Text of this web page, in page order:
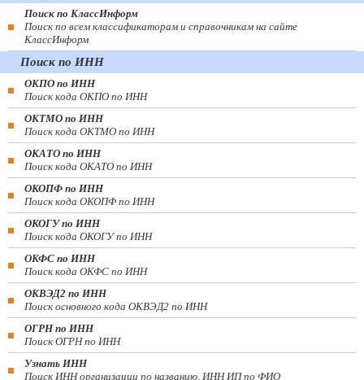
Поиск по КлассИнформ
Поиск по всем классификаторам и справочникам на сайте
КлассИнформ
Поиск по ИНН
ОКПО по ИНН
Поиск кода ОКПО по ИНН
ОКТМО по ИНН
Поиск кода ОКТМО по ИНН
ОКАТО по ИНН
Поиск кода ОКАТО по ИНН
ОКОПФ по ИНН
Поиск кода ОКОПФ по ИНН
ОКОГУ по ИНН
Поиск кода ОКОГУ по ИНН
ОКФС по ИНН
Поиск кода ОКФС по ИНН
ОКВЭД2 по ИНН
Поиск основного кода ОКВЭД2 по ИНН
ОГРН по ИНН
Поиск ОГРН по ИНН
Узнать ИНН
Поиск ИНН организации по названию, ИНН ИП по ФИО